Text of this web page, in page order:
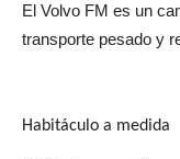
El Volvo FM es un
transporte pesado y
Habitáculo a medida